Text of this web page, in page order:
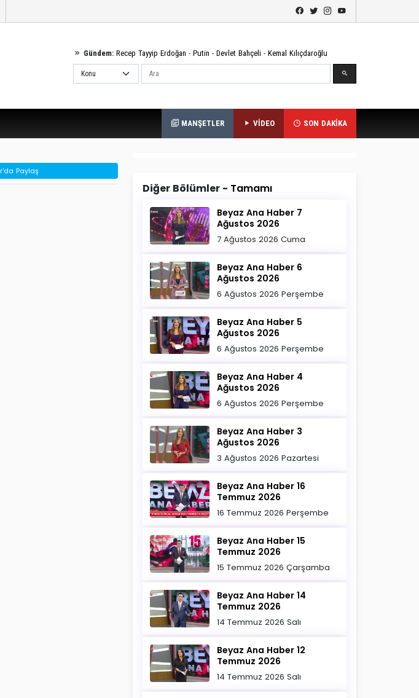
Gündem: Recep Tayyip Erdoğan - Putin - Devlet Bahçeli - Kemal Kılıçdaroğlu
Ara
MANŞETLER VİDEO SON DAKİKA
Paylaş
Diğer Bölümler - Tamamı
Beyaz Ana Haber 7
Ağustos 2026
7 Ağustos 2026 Cuma
Beyaz Ana Haber 6
Ağustos 2026
6 Ağustos 2026 Perşembe
Beyaz Ana Haber 5
Ağustos 2026
6 Ağustos 2026 Perşembe
Beyaz Ana Haber 4
Ağustos 2026
6 Ağustos 2026 Perşembe
Beyaz Ana Haber 3
Ağustos 2026
3 Ağustos 2026 Pazartesi
Beyaz Ana Haber 16
Temmuz 2026
16 Temmuz 2026 Perşembe
Beyaz Ana Haber 15
Temmuz 2026
15 Temmuz 2026 Çarşamba
Beyaz Ana Haber 14
Temmuz 2026
14 Temmuz 2026 Salı
Beyaz Ana Haber 12
Temmuz 2026
14 Temmuz 2026 Salı